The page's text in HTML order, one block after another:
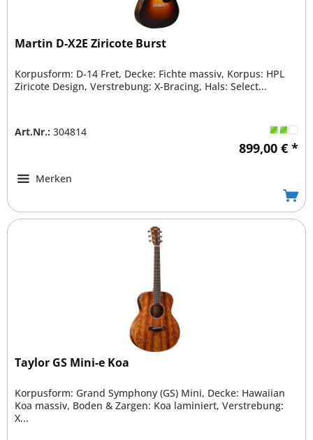
Martin D-X2E Ziricote Burst
Korpusform: D-14 Fret, Decke: Fichte massiv, Korpus: HPL
Ziricote Design, Verstrebung: X-Bracing, Hals: Select...
Art.Nr.: 304814
899,00 € *
Merken
Taylor GS Mini-e Koa
Korpusform: Grand Symphony (GS) Mini, Decke: Hawaiian
Koa massiv, Boden & Zargen: Koa laminiert, Verstrebung:
X...